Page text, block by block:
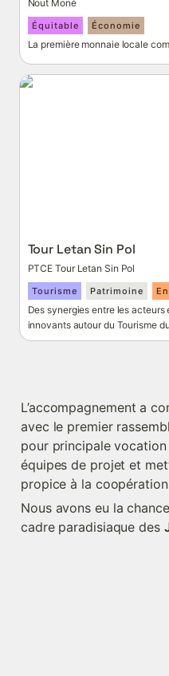
Nout Moné
Équitable Économie
La première monnaie locale
Tour Letan Sin Pol
Tour Letan Sin Pol
PTCE Tour Letan Sin Pol
Tourisme Patrimoine
Des synergies entre les
innovants autour du Tourisme
L’accompagnement a
avec le premier
pour principale
équipes de projet et
propice à la
Nous avons eu la
cadre paradisiaque des